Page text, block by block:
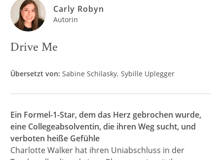
Carly Robyn
Autorin
Drive Me
Übersetzt von: Sabine Schilasky Sybille Uplegger
Ein Formel-1-Star, dem das Herz gebrochen wurde,
eine Collegeabsolventin, die ihren Weg sucht, und
verboten heiße Gefühle
Charlotte Walker hat ihren Uniabschluss in der